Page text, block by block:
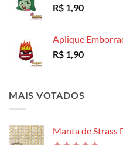
R$ 1,90
Aplique
R$ 1,90
MAIS VOTADOS
Manta de Strass